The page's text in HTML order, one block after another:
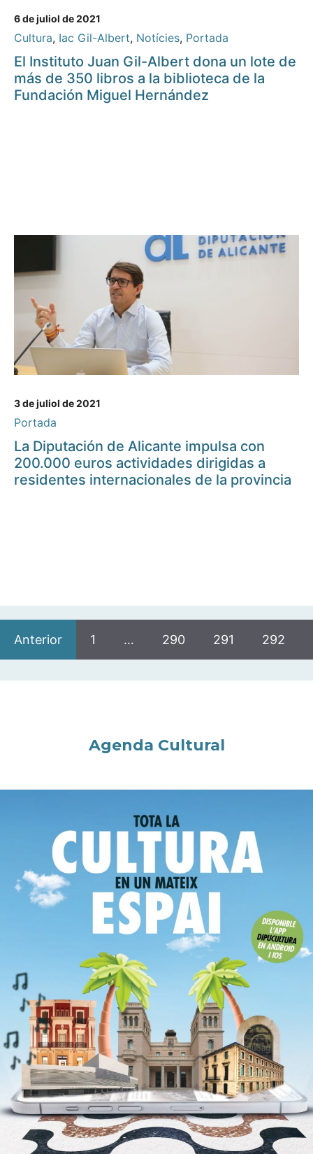
6 de juliol de 2021
Cultura, Iac Gil-Albert, Notícies, Portada
El Instituto Juan Gil-Albert dona un lote de
más de 350 libros a la biblioteca de la
Fundación Miguel Hernández
3 de juliol de 2021
Portada
La Diputación de Alicante impulsa con
200.000 euros actividades dirigidas a
residentes internacionales de la provincia
Anterior 1 … 290 291 292
Agenda Cultural